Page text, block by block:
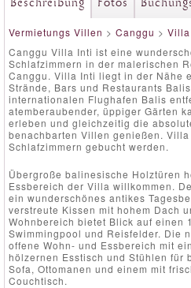
Vermietungs Villen > Canggu >
Canggu Villa Inti ist eine
Schlafzimmern in der malerischen
Canggu. Villa Inti liegt in der Nähe
Strände, Bars und Restaurants
internationalen Flughafen Balis
atemberaubender, üppiger Gärten
erleben und gleichzeitig die
benachbarten Villen genießen.
Schlafzimmern gebucht werden.
Übergroße balinesische Holztüren
Essbereich der Villa willkommen.
ein wunderschönes antikes
verstreute Kissen mit hohem Dach
Wohnbereich bietet Blick auf einen
Swimmingpool und Reisfelder. Die
offene Wohn- und Essbereich mit
hölzernen Esstisch und Stühlen für
Sofa, Ottomanen und einem mit
Couchtisch.